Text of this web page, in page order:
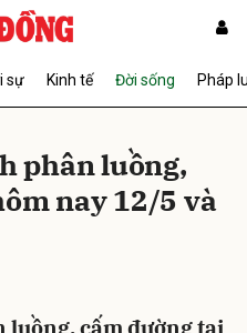
sự Kinh tế Đời sống Pháp
phân luồng,
nay 12/5 và
luồng, cấm đường tại